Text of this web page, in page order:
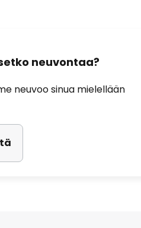
neuvontaa?
neuvoo sinua mielellään